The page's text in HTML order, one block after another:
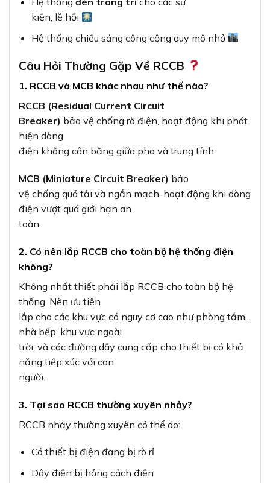
kiện, lễ hội
Hệ thống chiếu sáng công cộng quy mô nhỏ
Câu Hỏi Thường Gặp Về RCCB
1. RCCB và MCB khác nhau như thế nào?
RCCB (Residual Current Circuit
Breaker) bảo vệ chống rò điện, hoạt động khi phát
hiện dòng
điện không cân bằng giữa pha và trung tính.
MCB (Miniature Circuit Breaker) bảo
vệ chống quá tải và ngắn mạch, hoạt động khi dòng
điện vượt quá giới hạn an
toàn.
2. Có nên lắp RCCB cho toàn bộ hệ thống điện
không?
Không nhất thiết phải lắp RCCB cho toàn bộ hệ
thống. Nên ưu tiên
lắp cho các khu vực có nguy cơ cao như phòng tắm,
nhà bếp, khu vực ngoài
trời, và các đường dây cung cấp cho thiết bị có khả
năng tiếp xúc với con
người.
3. Tại sao RCCB thường xuyên nhảy?
RCCB nhảy thường xuyên có thể do:
Có thiết bị điện đang bị rò rỉ
Dây điện bị hỏng cách điện